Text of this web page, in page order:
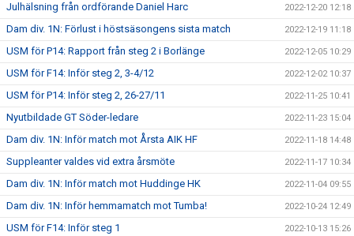
Julhälsning från ordförande Daniel Harc 2022-12-20 12:18
Dam div. 1N: Förlust i höstsäsongens sista match 2022-12-19 11:18
USM för P14: Rapport från steg 2 i Borlänge 2022-12-05 10:29
USM för F14: Inför steg 2, 3-4/12 2022-12-02 10:37
USM för P14: Inför steg 2, 26-27/11 2022-11-25 10:41
Nyutbildade GT Söder-ledare 2022-11-23 15:04
Dam div. 1N: Inför match mot Årsta AIK HF 2022-11-18 14:48
Suppleanter valdes vid extra årsmöte 2022-11-17 10:34
Dam div. 1N: Inför match mot Huddinge HK 2022-11-04 09:55
Dam div. 1N: Inför hemmamatch mot Tumba! 2022-10-24 12:49
USM för F14: Inför steg 1 2022-10-13 15:26